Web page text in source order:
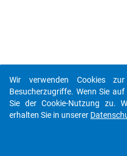
Wir verwenden Cookies
Besucherzugriffe. Wenn Sie
Sie der Cookie-Nutzung zu.
erhalten Sie in unserer